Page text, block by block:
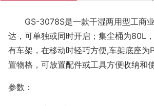
GS-3078S是一款干湿两用型工商
达，可单独或同时开启； 集尘桶为80L
有车架，在移动时轻巧方便,车架底座为
置物格，可放置配件或工具方便收纳和
参数：